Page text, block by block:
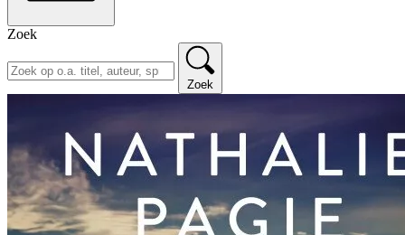
Zoek
Zoek